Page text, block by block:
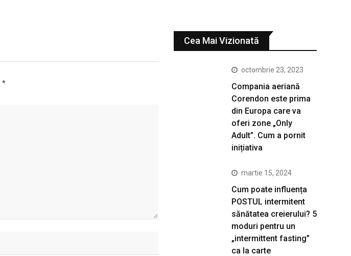
*
Cea Mai Vizionată
octombrie 23, 2023
Compania aeriană
Corendon este prima
din Europa care va
oferi zone „Only
Adult”. Cum a pornit
inițiativa
martie 15, 2024
Cum poate influența
POSTUL intermitent
sănătatea creierului? 5
moduri pentru un
„intermittent fasting”
ca la carte